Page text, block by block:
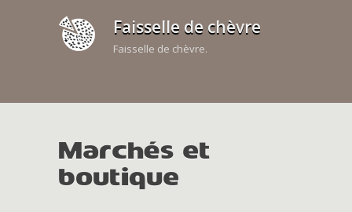
Faisselle de chèvre
Faisselle de chèvre.
Marchés et
boutique